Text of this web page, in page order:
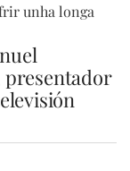
unha longa
presentador